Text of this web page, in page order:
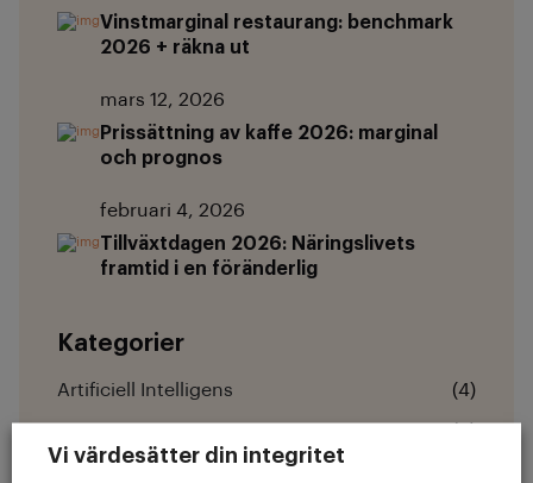
Vinstmarginal restaurang: benchmark
2026 + räkna ut
mars 12, 2026
Prissättning av kaffe 2026: marginal
och prognos
februari 4, 2026
Tillväxtdagen 2026: Näringslivets
framtid i en föränderlig
Kategorier
Artificiell Intelligens (4)
Vi värdesätter din integritet